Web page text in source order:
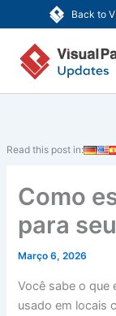
Back to
to
content
Read this post in:
Como
para
Março 6, 2026
Você sabe o que
usado em locais